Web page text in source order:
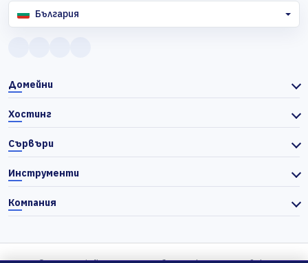
България
Домейни
Хостинг
Сървъри
Инструменти
Компания